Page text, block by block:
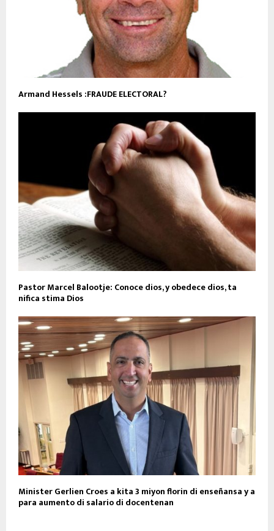
Armand Hessels :FRAUDE ELECTORAL?
Pastor Marcel Balootje: Conoce dios, y obedece dios, ta
nifica stima Dios
Minister Gerlien Croes a kita 3 miyon florin di enseñansa y a
para aumento di salario di docentenan